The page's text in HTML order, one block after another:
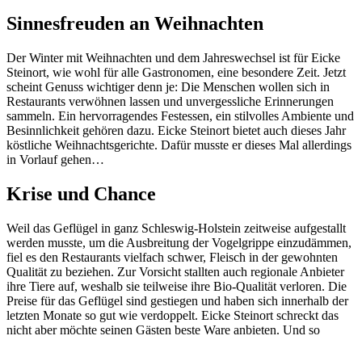
Sinnesfreuden an Weihnachten
Der Winter mit Weihnachten und dem Jahreswechsel ist für Eicke
Steinort, wie wohl für alle Gastronomen, eine besondere Zeit. Jetzt
scheint Genuss wichtiger denn je: Die Menschen wollen sich in
Restaurants verwöhnen lassen und unvergessliche Erinnerungen
sammeln. Ein hervorragendes Festessen, ein stilvolles Ambiente und
Besinnlichkeit gehören dazu. Eicke Steinort bietet auch dieses Jahr
köstliche Weihnachtsgerichte. Dafür musste er dieses Mal allerdings
in Vorlauf gehen…
Krise und Chance
Weil das Geflügel in ganz Schleswig-Holstein zeitweise aufgestallt
werden musste, um die Ausbreitung der Vogelgrippe einzudämmen,
fiel es den Restaurants vielfach schwer, Fleisch in der gewohnten
Qualität zu beziehen. Zur Vorsicht stallten auch regionale Anbieter
ihre Tiere auf, weshalb sie teilweise ihre Bio-Qualität verloren. Die
Preise für das Geflügel sind gestiegen und haben sich innerhalb der
letzten Monate so gut wie verdoppelt. Eicke Steinort schreckt das
nicht aber möchte seinen Gästen beste Ware anbieten. Und so